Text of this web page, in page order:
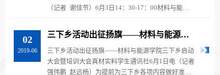
（记者 谢佳节）6月3日14：30-17：00材料与能源
学院2018级材料类3班在21教学楼105教...
02
2019-06
三下乡活动出征扬旗——材料与能源学
院三下乡启动大会暨培训大会
三下乡活动出征扬旗——材料与能源学院三下乡启动
大会暨培训大会真材实料学生通讯社6月1日电（记者
强伟鹏 赵远杨）为提前为三下乡各项内容做好准